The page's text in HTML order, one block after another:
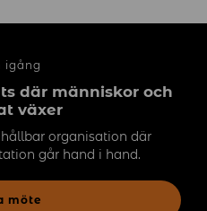
igång
där människor och
växer
organisation där
går hand i hand.
möte